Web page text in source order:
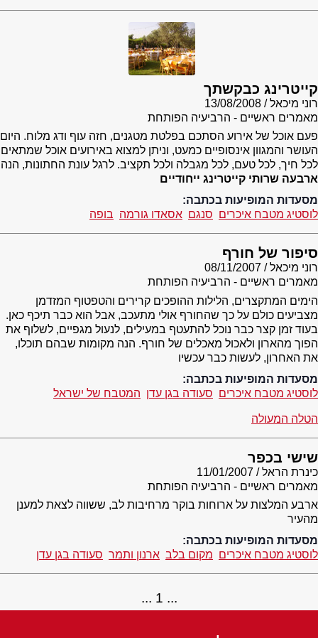
קייטרינג כבקשתך
רוני מיכאל
13/08/2008
מאמרים ראשיים - הרביעיה הפותחת
פעם אוכל של אירוע הסתכם בפלטת מטגנים, חזה עוף ודג מלוח. היום
העושר והמגוון אינסופיים כמעט, וניתן למצוא באירועים אוכל שמתאים
לכל חיך, לכל טעם, לכל מגבלה ולכל תקציב. לרגל עונת החתונות, הנה
ארבעה שרותי קייטרינג ייחודיים
מסעדות המופיעות בכתבה:
לוסטיג מטבח איכרים סנגם אסאדו גורמה בופה
סיפור של חורף
רוני מיכאל
08/11/2007
מאמרים ראשיים - הרביעיה הפותחת
הימים המתקצרים, הלילות ההופכים קרירים והטפטוף המזדמן
מצביעים כולם על כך שהחורף אולי מתעכב, אבל הוא כבר תיכף כאן.
בעוד זמן קצר כבר נוכל להתעטף במעילים, לנעול מגפיים, לשלוף את
הפוך מהארון ולאכול מאכלים של חורף. הנה מקומות שבהם תוכלו,
את האחרון, לעשות כבר עכשיו
מסעדות המופיעות בכתבה:
לוסטיג מטבח איכרים סעודה בגן עדן המטבח של ישראל
הטלה המעולה
שישי בכפר
כינרת הראל
11/01/2007
מאמרים ראשיים - הרביעיה הפותחת
ארבע המלצות על ארוחות בוקר מרחיבות לב, ששווה לצאת למענן
מהעיר
מסעדות המופיעות בכתבה:
לוסטיג מטבח איכרים מקום בלב ארנון ותמר סעודה בגן עדן
1